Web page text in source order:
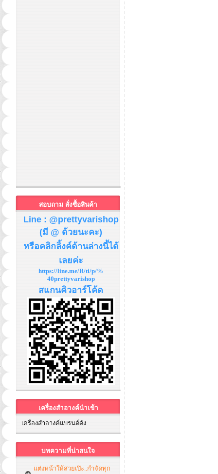
สอบถาม สั่งซื้อสินค้า
Line : @prettyvarishop
(มี @ ด้วยนะคะ)
หรือคลิกลิ้งค์ด้านล่างนี้ได้
เลยค่ะ
https://line.me/R/ti/p/%
40prettyvarishop
สแกนคิวอาร์โค้ด
เครื่องสำอางค์นำเข้า
เครื่องสำอางค์แบรนด์ดัง
บทความที่น่าสนใจ
แต่งหน้าให้สวยเป๊ะ..กำจัดทุก